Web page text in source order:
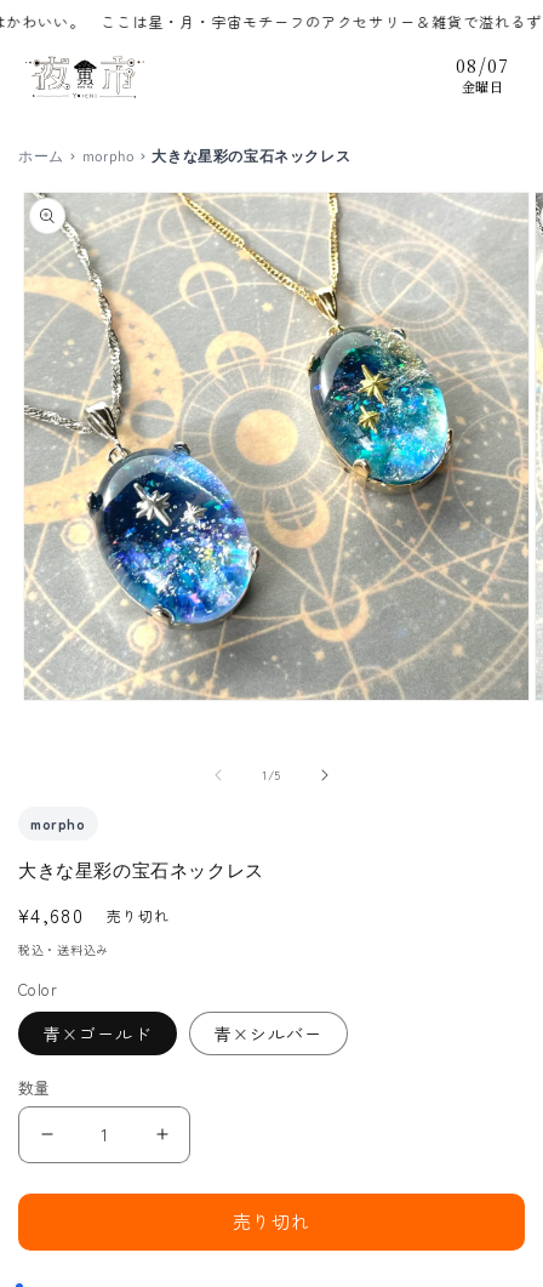
ンツに
い。 ここは星・月・宇宙モチーフのアクセサリー＆雑貨で溢れるずっ
08 /07
金曜日
ホーム morpho 大きな星彩の宝石ネックレス
商品情
報にス
キップ
で
デ
ア
(1)
を
開
1 /の5
morpho
大きな星彩の宝石ネックレス
通
常
格
¥4,680 売り切れ
税込・送料込み
Color
青×ゴールド 青×シルバー
数量
星
大
星
売り切れ